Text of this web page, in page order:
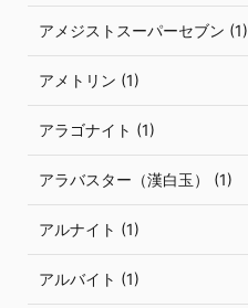
アメジストスーパーセブン (1)
アメトリン (1)
アラゴナイト (1)
アラバスター（漢白玉） (1)
アルナイト (1)
アルバイト (1)